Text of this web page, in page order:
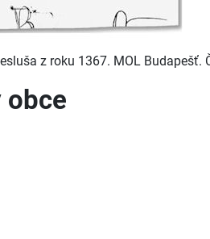
z roku 1367. MOL Budapešť.
obce